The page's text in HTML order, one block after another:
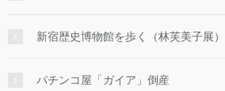
新宿歴史博物館を歩く（林芙美子展）
パチンコ屋「ガイア」倒産